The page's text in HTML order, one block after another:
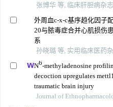
张博华 等, 临床肝胆病杂
外周血c-x-c基序趋化因子
20与脓毒症合并心肌损伤
系
孙晓璐 等, 实用临床医药
N6-methyladenosine
decoction upregulates
traumatic brain injury
Journal of